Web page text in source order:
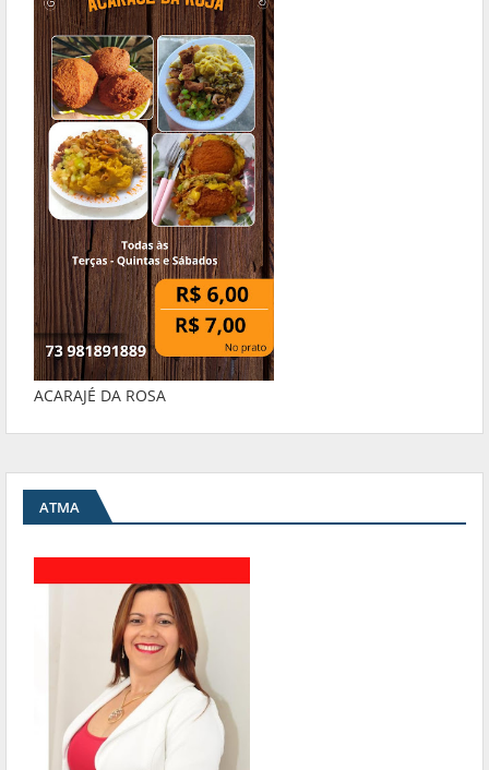
ACARAJÉ DA ROSA
ATMA